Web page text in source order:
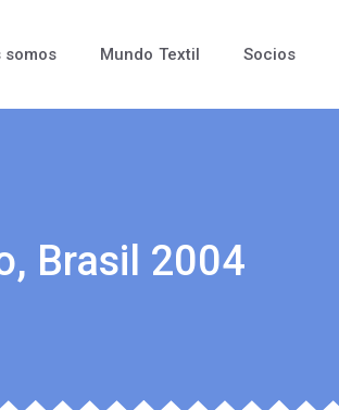
somos Mundo Textil Socios
Brasil 2004